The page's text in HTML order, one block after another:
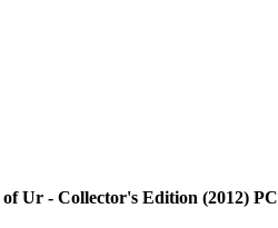
Ur - Collector's Edition (2012) PC